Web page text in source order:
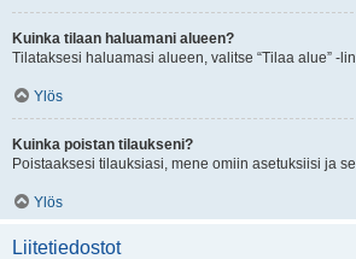
Kuinka tilaan haluamani alueen?
Tilataksesi haluamasi alueen, valitse “Tilaa alue” -
Ylös
Kuinka poistan tilaukseni?
Poistaaksesi tilauksiasi, mene omiin asetuksiisi ja
Ylös
Liitetiedostot